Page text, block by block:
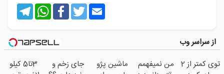
Telegram
WhatsAppFacebookTwitterEmail
از سراسر وب
توی کمتر از 2 من نمیفهمم
ماشین پژو
جای زخم و
3تا5 کیلو